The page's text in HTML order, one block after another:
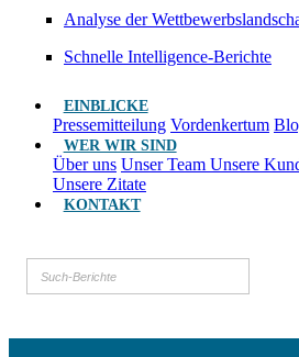
Analyse der
Schnelle Intelligence-Berichte
EINBLICKE
Pressemitteilung Vordenkertum
WER WIR SIND
Über uns Unser Team Unsere
Unsere Zitate
KONTAKT